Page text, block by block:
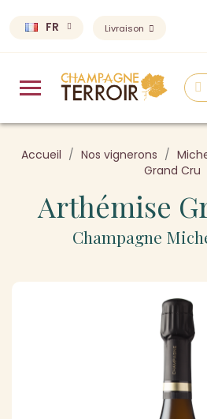
FR Livraison
Accueil Nos vignerons
Grand Cru
Arthémise
Champagne